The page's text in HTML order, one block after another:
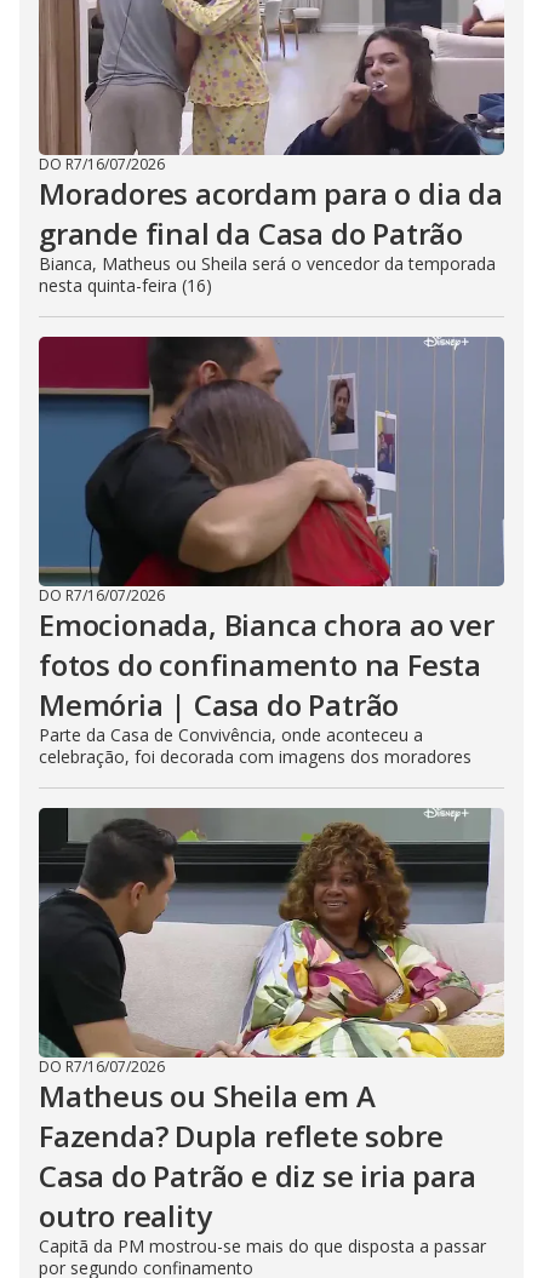
DO R7/16/07/2026
Moradores acordam para o dia da
grande final da Casa do Patrão
Bianca, Matheus ou Sheila será o vencedor da temporada
nesta quinta-feira (16)
DO R7/16/07/2026
Emocionada, Bianca chora ao ver
fotos do confinamento na Festa
Memória | Casa do Patrão
Parte da Casa de Convivência, onde aconteceu a
celebração, foi decorada com imagens dos moradores
DO R7/16/07/2026
Matheus ou Sheila em A
Fazenda? Dupla reflete sobre
Casa do Patrão e diz se iria para
outro reality
Capitã da PM mostrou-se mais do que disposta a passar
por segundo confinamento